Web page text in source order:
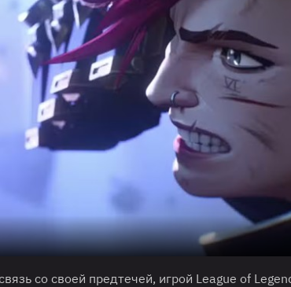
со своей предтечей, игрой League of